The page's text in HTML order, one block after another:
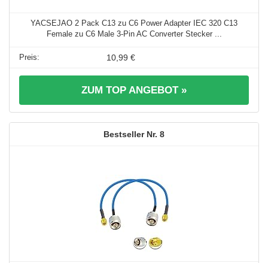
YACSEJAO 2 Pack C13 zu C6 Power Adapter IEC 320 C13
Female zu C6 Male 3-Pin AC Converter Stecker ...
10,99 €
ZUM TOP ANGEBOT »
8